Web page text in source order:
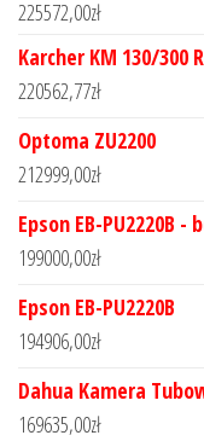
225572,00zł
Karcher KM 130/300
220562,77zł
Optoma ZU2200
212999,00zł
Epson EB-PU2220B
199000,00zł
Epson EB-PU2220B
194906,00zł
Dahua Kamera
169635,00zł